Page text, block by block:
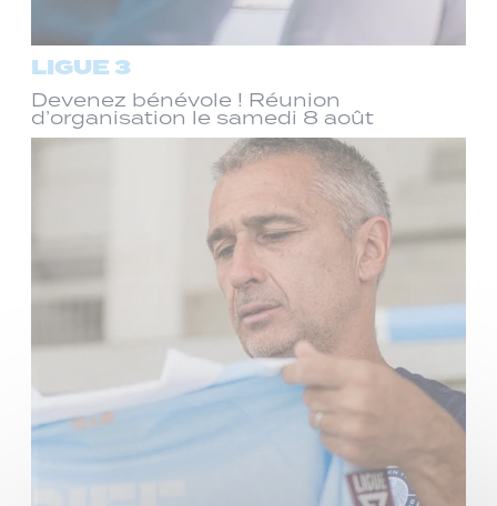
LIGUE 3
Devenez bénévole ! Réunion
d’organisation le samedi 8 août